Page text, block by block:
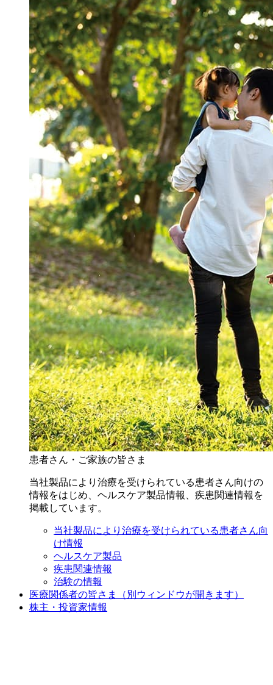
患者さん・ご家族の皆さま
当社製品により治療を受けられている患者さん向けの
情報をはじめ、ヘルスケア製品情報、疾患関連情報を
掲載しています。
当社製品により治療を受けられている患者さん向
け情報
ヘルスケア製品
疾患関連情報
治験の情報
医療関係者の皆さま
（別ウィンドウが開きます）
株主・投資家情報